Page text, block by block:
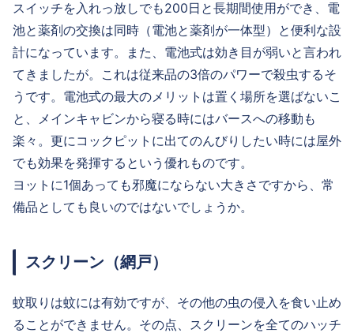
スイッチを入れっ放しでも200日と長期間使用ができ、電
池と薬剤の交換は同時（電池と薬剤が一体型）と便利な設
計になっています。また、電池式は効き目が弱いと言われ
てきましたが。これは従来品の3倍のパワーで殺虫するそ
うです。電池式の最大のメリットは置く場所を選ばないこ
と、メインキャビンから寝る時にはバースへの移動も
楽々。更にコックピットに出てのんびりしたい時には屋外
でも効果を発揮するという優れものです。
ヨットに1個あっても邪魔にならない大きさですから、常
備品としても良いのではないでしょうか。
スクリーン（網戸）
蚊取りは蚊には有効ですが、その他の虫の侵入を食い止め
ることができません。その点、スクリーンを全てのハッチ